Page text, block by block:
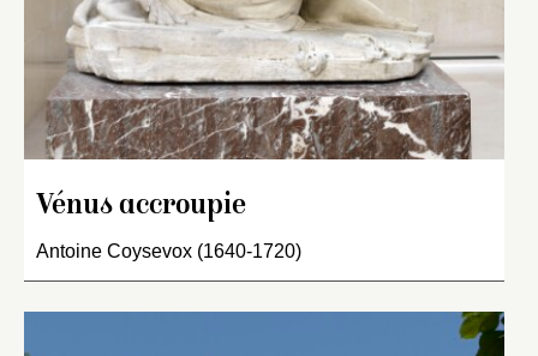
Vénus accroupie
Antoine Coysevox (1640-1720)